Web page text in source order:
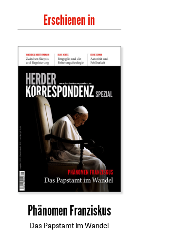
Erschienen in
Phänomen Franziskus:
Das Papstamt im Wandel